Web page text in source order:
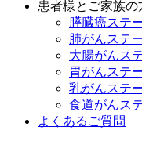
患者様とご家族の
膵臓癌ステ
肺がんステ
大腸がんス
胃がんステ
乳がんステ
食道がんス
よくあるご質問